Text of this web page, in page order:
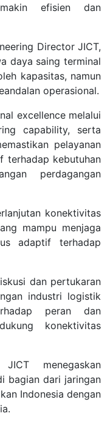
efisien dan
Director JICT,
daya saing terminal
kapasitas, namun
operasional.
excellence melalui
capability, serta
pelayanan
terhadap kebutuhan
perdagangan
konektivitas
mampu menjaga
adaptif terhadap
dan pertukaran
industri logistik
peran dan
konektivitas
menegaskan
bagian dari jaringan
Indonesia dengan